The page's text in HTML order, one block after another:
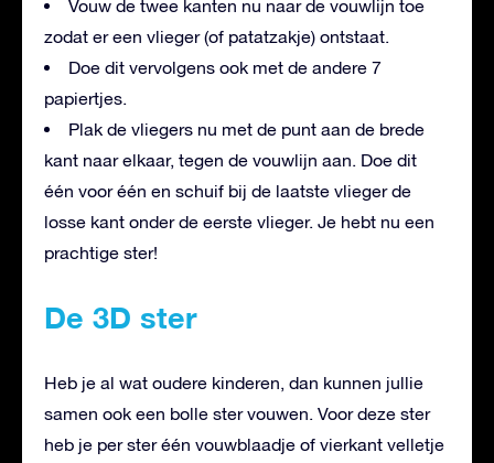
Vouw de twee kanten nu naar de vouwlijn toe
zodat er een vlieger (of patatzakje) ontstaat.
Doe dit vervolgens ook met de andere 7
papiertjes.
Plak de vliegers nu met de punt aan de brede
kant naar elkaar, tegen de vouwlijn aan. Doe dit
één voor één en schuif bij de laatste vlieger de
losse kant onder de eerste vlieger. Je hebt nu een
prachtige ster!
De 3D ster
Heb je al wat oudere kinderen, dan kunnen jullie
samen ook een bolle ster vouwen. Voor deze ster
heb je per ster één vouwblaadje of vierkant velletje